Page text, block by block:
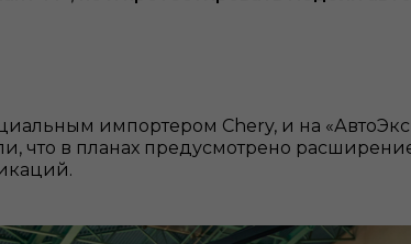
импортером Chery, и на
что в планах предусмотрено